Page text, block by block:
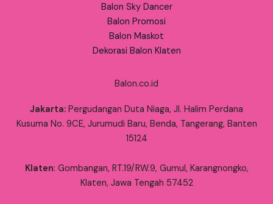
Balon Sky Dancer
Balon Promosi
Balon Maskot
Dekorasi Balon Klaten
Balon.co.id
Jakarta: Pergudangan Duta Niaga, Jl. Halim Perdana
Kusuma No. 9CE, Jurumudi Baru, Benda, Tangerang, Banten
15124
Klaten: Gombangan, RT.19/RW.9, Gumul, Karangnongko,
Klaten, Jawa Tengah 57452